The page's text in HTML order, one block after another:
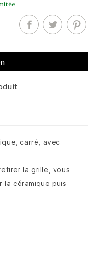
carré, avec
la grille, vous
la céramique puis